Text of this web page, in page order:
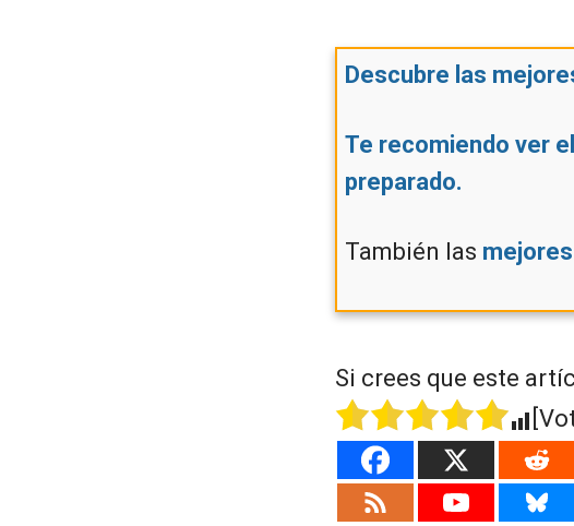
Descubre las
Te recomiendo ver
preparado.
También las
Si crees que este